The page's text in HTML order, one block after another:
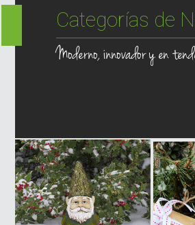
Categorías de
Moderno, innovador y en